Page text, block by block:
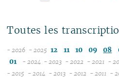
Toutes les
- 2026 - 2025 12 11 10 09 08
01
- 2024
12
- 2023 - 2022 - 2021 -
- 2015 - 2014 - 2013 - 2012 - 2011 -